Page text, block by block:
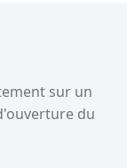
sur un
du